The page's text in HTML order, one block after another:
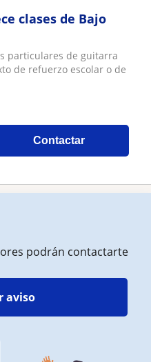
clases de Bajo
particulares de guitarra
de refuerzo escolar o de
Contactar
podrán contactarte
aviso